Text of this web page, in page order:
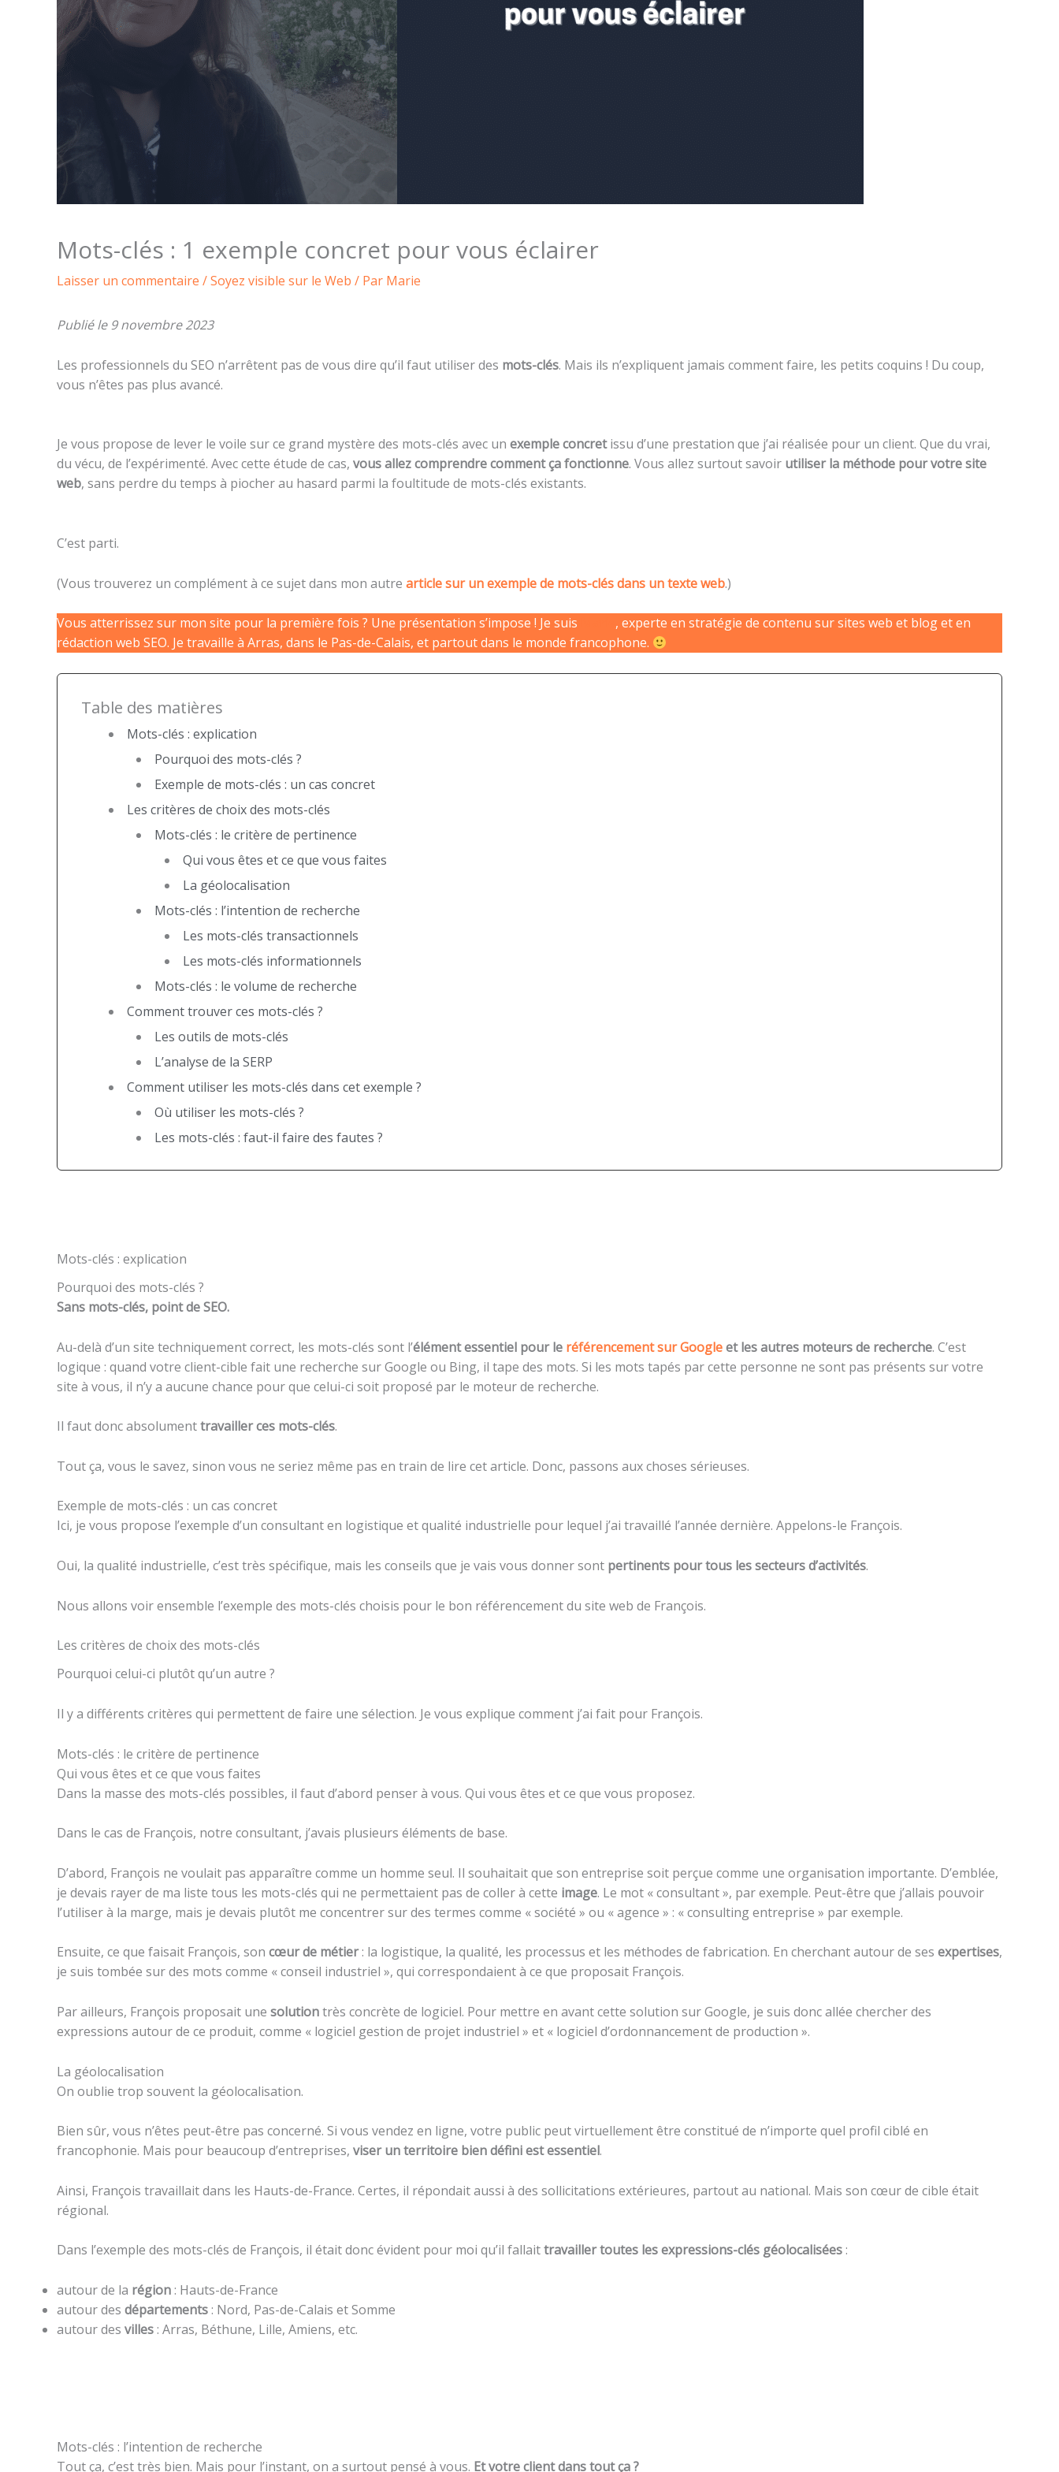
Mots-clés : 1 exemple concret pour vous éclairer
Laisser un commentaire /Soyez visible sur le Web / Par Marie
Publié le 9 novembre 2023
Les professionnels du SEO n’arrêtent pas de vous dire qu’il faut utiliser des mots-clés. Mais ils n’expliquent jamais comment faire, les petits coquins ! Du coup,
vous n’êtes pas plus avancé.
Je vous propose de lever le voile sur ce grand mystère des mots-clés avec un exemple concretissu d’une prestation que j’ai réalisée pour un client. Que du vrai,
du vécu, de l’expérimenté. Avec cette étude de cas, vous allez comprendre comment ça fonctionne. Vous allez surtout savoir utiliser la méthode pour votre site
web, sans perdre du temps à piocher au hasard parmi la foultitude de mots-clés existants.
C’est parti.
(Vous trouverez un complément à ce sujet dans mon autre article sur un exemple de mots-clés dans un texte web.)
Vous atterrissez sur mon site pour la première fois ? Une présentation s’impose ! Je suis
, experte en stratégie de contenu sur sites web et blog et en
rédaction web SEO. Je travaille à Arras, dans le Pas-de-Calais, et partout dans le monde francophone.
Table des matières
Mots-clés : explication
Pourquoi des mots-clés ?
Exemple de mots-clés : un cas concret
Les critères de choix des mots-clés
Mots-clés : le critère de pertinence
Qui vous êtes et ce que vous faites
La géolocalisation
Mots-clés : l’intention de recherche
Les mots-clés transactionnels
Les mots-clés informationnels
Mots-clés : le volume de recherche
Comment trouver ces mots-clés ?
Les outils de mots-clés
L’analyse de la SERP
Comment utiliser les mots-clés dans cet exemple ?
Où utiliser les mots-clés ?
Les mots-clés : faut-il faire des fautes ?
Mots-clés : explication
Pourquoi des mots-clés ?
Sans mots-clés, point de SEO.
Au-delà d’un site techniquement correct, les mots-clés sont l’élément essentiel pour le référencement sur Googleet les autres moteurs de recherche. C’est
logique : quand votre client-cible fait une recherche sur Google ou Bing, il tape des mots. Si les mots tapés par cette personne ne sont pas présents sur votre
site à vous, il n’y a aucune chance pour que celui-ci soit proposé par le moteur de recherche.
Il faut donc absolumenttravailler ces mots-clés.
Tout ça, vous le savez, sinon vous ne seriez même pas en train de lire cet article. Donc, passons aux choses sérieuses.
Exemple de mots-clés : un cas concret
Ici, je vous propose l’exemple d’un consultant en logistique et qualité industrielle pour lequel j’ai travaillé l’année dernière. Appelons-le François.
Oui, la qualité industrielle, c’est très spécifique, mais les conseils que je vais vous donner sont pertinents pour tous les secteurs d’activités.
Nous allons voir ensemble l’exemple des mots-clés choisis pour le bon référencement du site web de François.
Les critères de choix des mots-clés
Pourquoi celui-ci plutôt qu’un autre ?
Il y a différents critères qui permettent de faire une sélection. Je vous explique comment j’ai fait pour François.
Mots-clés : le critère de pertinence
Qui vous êtes et ce que vous faites
Dans la masse des mots-clés possibles, il faut d’abord penser à vous. Qui vous êtes et ce que vous proposez.
Dans le cas de François, notre consultant, j’avais plusieurs éléments de base.
D’abord, François ne voulait pas apparaître comme un homme seul. Il souhaitait que son entreprise soit perçue comme une organisation importante. D’emblée,
je devais rayer de ma liste tous les mots-clés qui ne permettaient pas de coller à cette image. Le mot « consultant », par exemple. Peut-être que j’allais pouvoir
l’utiliser à la marge, mais je devais plutôt me concentrer sur des termes comme « société » ou « agence » : « consulting entreprise » par exemple.
Ensuite, ce que faisait François, son cœur de métier: la logistique, la qualité, les processus et les méthodes de fabrication. En cherchant autour de ses expertises,
je suis tombée sur des mots comme « conseil industriel », qui correspondaient à ce que proposait François.
Par ailleurs, François proposait une solutiontrès concrète de logiciel. Pour mettre en avant cette solution sur Google, je suis donc allée chercher des
expressions autour de ce produit, comme « logiciel gestion de projet industriel » et « logiciel d’ordonnancement de production ».
La géolocalisation
On oublie trop souvent la géolocalisation.
Bien sûr, vous n’êtes peut-être pas concerné. Si vous vendez en ligne, votre public peut virtuellement être constitué de n’importe quel profil ciblé en
francophonie. Mais pour beaucoup d’entreprises, viser un territoire bien défini est essentiel.
Ainsi, François travaillait dans les Hauts-de-France. Certes, il répondait aussi à des sollicitations extérieures, partout au national. Mais son cœur de cible était
régional.
Dans l’exemple des mots-clés de François, il était donc évident pour moi qu’il fallaittravailler toutes les expressions-clés géolocalisées :
autour de la région : Hauts-de-France
autour des départements : Nord, Pas-de-Calais et Somme
autour des villes : Arras, Béthune, Lille, Amiens, etc.
Mots-clés : l’intention de recherche
Tout ça, c’est très bien. Mais pour l’instant, on a surtout pensé à vous. Et votre client dans tout ça ?